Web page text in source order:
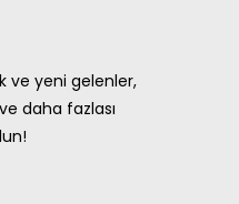
ve yeni gelenler,
daha fazlası